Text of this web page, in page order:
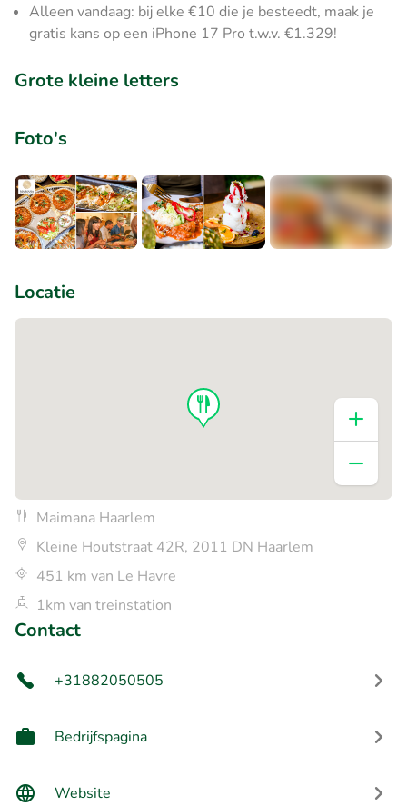
Alleen vandaag: bij elke €10 die je besteedt, maak je
gratis kans op een iPhone 17 Pro t.w.v. €1.329!
Grote kleine letters
Foto's
Locatie
Maimana Haarlem
Kleine Houtstraat 42R, 2011 DN Haarlem
451 km van Le Havre
1km van treinstation
Contact
+31882050505
Bedrijfspagina
Website